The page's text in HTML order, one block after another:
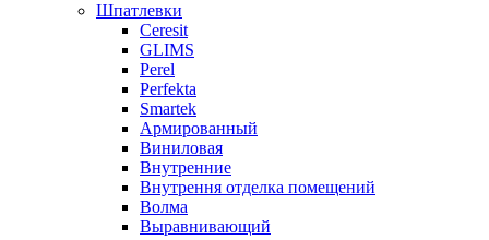
Шпатлевки
Ceresit
GLIMS
Perel
Perfekta
Smartek
Армированный
Виниловая
Внутренние
Внутрення отделка помещений
Волма
Выравнивающий